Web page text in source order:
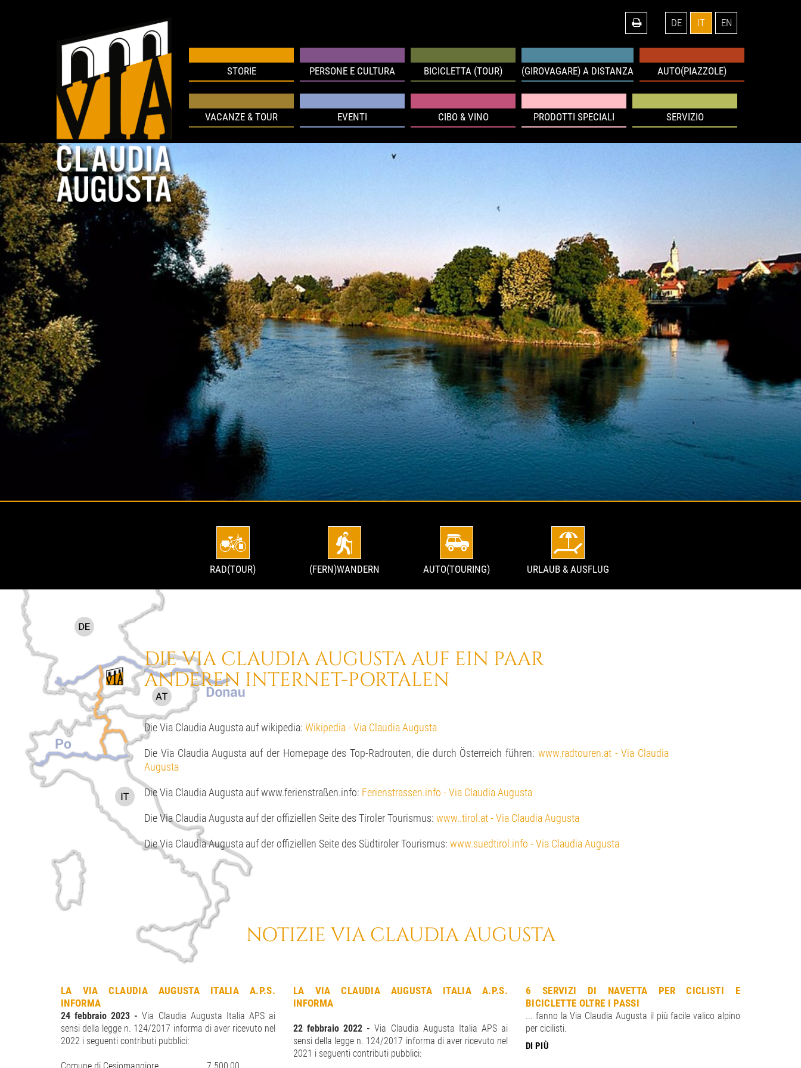
DE IT EN
STORIE PERSONE E CULTURA BICICLETTA (TOUR) (GIROVAGARE) A DISTANZA AUTO(PIAZZOLE)
VACANZE & TOUR EVENTI CIBO & VINO PRODOTTI SPECIALI SERVIZIO
RAD(TOUR) (FERN)WANDERN AUTO(TOURING) URLAUB & AUSFLUG
DIE VIA CLAUDIA AUGUSTA AUF EIN PAAR
ANDEREN INTERNET-PORTALEN
Die Via Claudia Augusta auf wikipedia: Wikipedia - Via Claudia Augusta
Die Via Claudia Augusta auf der Homepage des Top-Radrouten, die durch Österreich führen: www.radtouren.at - Via Claudia
Augusta
Die Via Claudia Augusta auf www.ferienstraßen.info: Ferienstrassen.info - Via Claudia Augusta
Die Via Claudia Augusta auf der offiziellen Seite des Tiroler Tourismus: www..tirol.at - Via Claudia Augusta
Die Via Claudia Augusta auf der offiziellen Seite des Südtiroler Tourismus: www.suedtirol.info - Via Claudia Augusta
NOTIZIE VIA CLAUDIA AUGUSTA
LA VIA CLAUDIA AUGUSTA ITALIA A.P.S.
INFORMA
24 febbraio 2023 -Via Claudia Augusta Italia APS ai
sensi della legge n. 124/2017 informa di aver ricevuto nel
2022 i seguenti contributi pubblici:
LA VIA CLAUDIA AUGUSTA ITALIA A.P.S.
INFORMA
22 febbraio 2022 -Via Claudia Augusta Italia APS ai
sensi della legge n. 124/2017 informa di aver ricevuto nel
2021 i seguenti contributi pubblici:
6 SERVIZI DI NAVETTA PER CICLISTI E
BICICLETTE OLTRE I PASSI
... fanno la Via Claudia Augusta il più facile valico alpino
per cicilisti.
DI PIÙ